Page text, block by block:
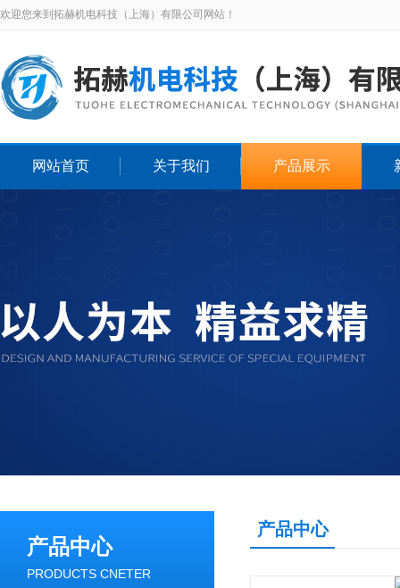
欢迎您来到拓赫机电科技（上海）有限公司网站！
网站首页 关于我们 产品展示
产品中心
PRODUCTS CNETER
产品中心